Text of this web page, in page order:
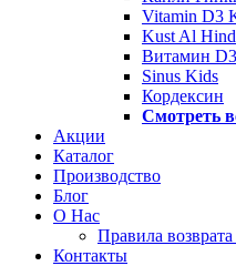
Vitamin D3
Kust Al
Витамин
Sinus Kids
Кордексин
Смотреть
Акции
Каталог
Производство
Блог
О Нас
Правила возврата
Контакты